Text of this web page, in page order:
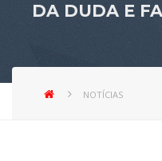
DA DUDA E
NOTÍCIAS